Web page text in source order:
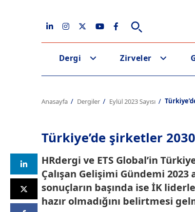
Dergi Zirveler
Anasayfa Dergiler Eylül 2023 Sayısı
Türkiye’de şirketler 2030
HRdergi ve ETS Global’in
Çalışan Gelişimi Gündemi 2023
sonuçların başında ise İK
hazır olmadığını belirtmesi